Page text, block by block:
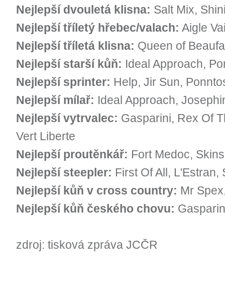
Nejlepší dvouletá klisna: Salt Mix,
Nejlepší tříletý hřebec/valach: Aigle
Nejlepší tříletá klisna: Queen of
Nejlepší starší kůň: Ideal Approach,
Nejlepší sprinter: Help, Jir Sun,
Nejlepší mílař: Ideal Approach,
Nejlepší vytrvalec: Gasparini, Rex Of
Vert Liberte
Nejlepší proutěnkář: Fort Medoc,
Nejlepší steepler: First Of All, L'Estran,
Nejlepší kůň v cross country: Mr
Nejlepší kůň českého chovu:
zdroj: tisková zpráva JCČR